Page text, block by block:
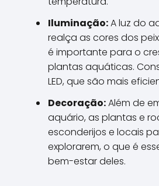
Iluminação:A luz do
realça as cores dos
é importante para o
plantas aquáticas.
LED, que são mais
Decoração:Além de
aquário, as plantas e
esconderijos e locais
explorarem, o que é
bem-estar deles.